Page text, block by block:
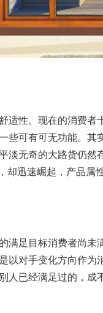
适性。现在的消费
些可有可无功能。
淡无奇的大路货仍
却迅速崛起，产品属
满足目标消费者尚
以对手变化方向作
人已经满足过的，